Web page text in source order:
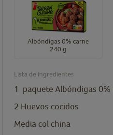
Albóndigas 0% carne
240 g
Lista de ingredientes
1 paquete Albóndigas 0%
2 Huevos cocidos
Media col china